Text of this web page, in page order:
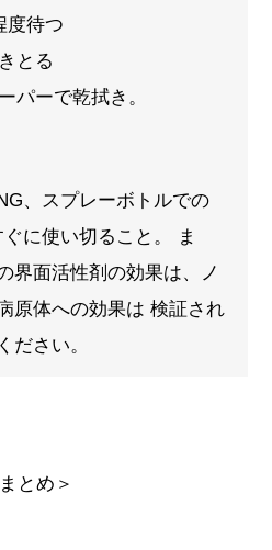
度待つ
とる
パーで乾拭き。
、スプレーボトルでの
に使い切ること。 ま
界面活性剤の効果は、ノ
原体への効果は 検証され
ださい。
とめ＞